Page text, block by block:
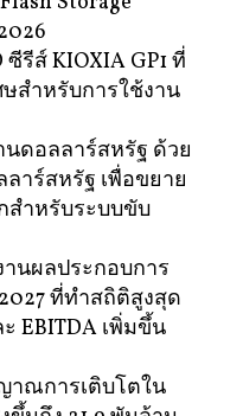
รีส์ KIOXIA GP1 ที่
ษสำหรับการใช้งาน
ดอลลาร์สหรัฐ ด้วย
าร์สหรัฐ เพื่อขยาย
สำหรับระบบขับ
นผลประกอบการ
ที่ทำสถิติสูงสุด
EBITDA เพิ่มขึ้น
าณการเติบโตใน